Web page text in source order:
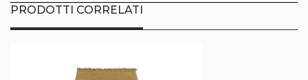
PRODOTTI CORRELATI